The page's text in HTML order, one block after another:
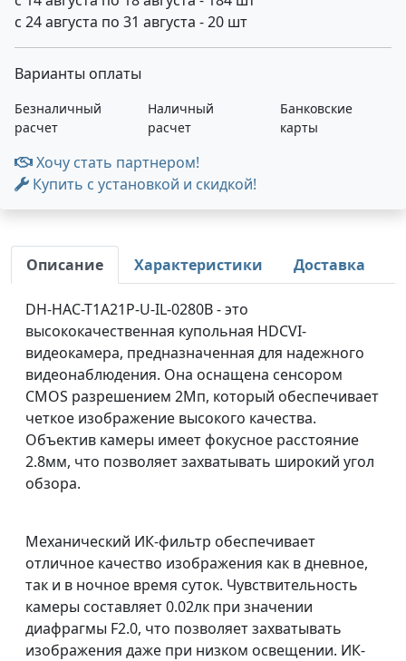
с 24 августа по 31 августа - 20 шт
Варианты оплаты
Безналичный
расчет
Наличный
расчет
Банковские
карты
Хочу стать партнером!
Купить с установкой и скидкой!
Описание Характеристики Доставка
DH-HAC-T1A21P-U-IL-0280B - это
высококачественная купольная HDCVI-
видеокамера, предназначенная для надежного
видеонаблюдения. Она оснащена сенсором
CMOS разрешением 2Мп, который обеспечивает
четкое изображение высокого качества.
Объектив камеры имеет фокусное расстояние
2.8мм, что позволяет захватывать широкий угол
обзора.
Механический ИК-фильтр обеспечивает
отличное качество изображения как в дневное,
так и в ночное время суток. Чувствительность
камеры составляет 0.02лк при значении
диафрагмы F2.0, что позволяет захватывать
изображения даже при низком освещении. ИК-